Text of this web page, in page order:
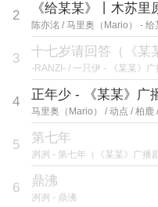
2 《给某某》丨木苏里
陈亦洺 / 马里奥（Mario） - 给
3 十七岁请回答（《某
-RANZI- / 一只伊 - 《某某》
4 正年少 - 《某某》广
马里奥（Mario） / 动点 / 柏鹿
5 第七年
冽冽 - 第七年（《某某》广播
6 鼎沸
冽冽 - 鼎沸